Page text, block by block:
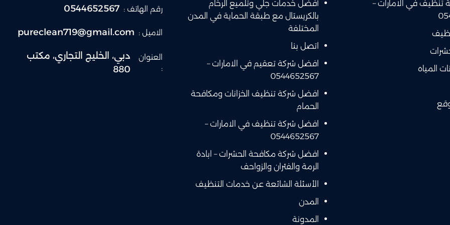
في الامارات –
المياه
أفضل خدمات جلي وتلميع الرخام
بالكريستال مع طبقة الحماية في المدن
المختلفة
اتصل بنا
افضل شركة تعقيم في الامارات –
0544652567
افضل شركة تنظيف الخزانات ومكافحة
الحمام
افضل شركة تنظيف في الامارات –
0544652567
افضل شركة مكافحة الحشرات – ابادة
الرمة والفئران والزواحف
الأسئلة الشائعة عن خدمات التنظيف
المدن
المدونة
رقم الهاتف : 0544652567
الاميل : pureclean719@gmail.com
العنوان
:
دبي، الخليج التجاري، مكتب
880